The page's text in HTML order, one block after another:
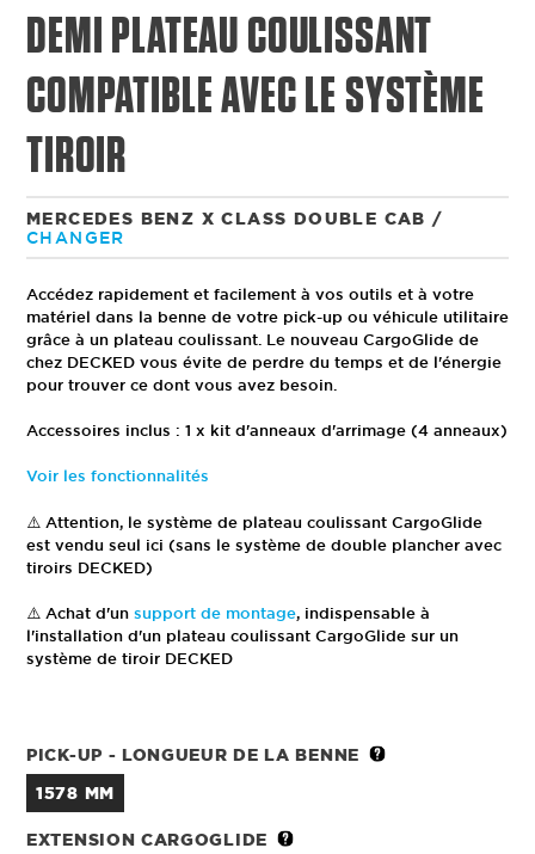
DEMI PLATEAU COULISSANT
COMPATIBLE AVEC LE SYSTÈME
TIROIR
MERCEDES BENZ X CLASS DOUBLE CAB /
CHANGER
Accédez rapidement et facilement à vos outils et à votre
matériel dans la benne de votre pick-up ou véhicule utilitaire
grâce à un plateau coulissant. Le nouveau CargoGlide de
chez DECKED vous évite de perdre du temps et de l'énergie
pour trouver ce dont vous avez besoin.
Accessoires inclus : 1 x kit d'anneaux d'arrimage (4 anneaux)
Voir les fonctionnalités
⚠️ Attention, le système de plateau coulissant CargoGlide
est vendu seul ici (sans le système de double plancher avec
tiroirs DECKED)
⚠️ Achat d'un support de montage, indispensable à
l'installation d'un plateau coulissant CargoGlide sur un
système de tiroir DECKED
PICK-UP - LONGUEUR DE LA BENNE
1578 MM
EXTENSION CARGOGLIDE